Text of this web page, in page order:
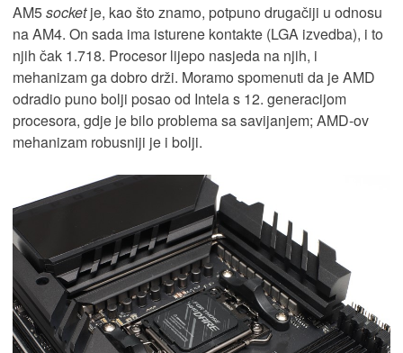
AM5socketje, kao što znamo, potpuno drugačiji u odnosu
na AM4. On sada ima isturene kontakte (LGA izvedba), i to
njih čak 1.718. Procesor lijepo nasjeda na njih, i
mehanizam ga dobro drži. Moramo spomenuti da je AMD
odradio puno bolji posao od Intela s 12. generacijom
procesora, gdje je bilo problema sa savijanjem; AMD-ov
mehanizam robusniji je i bolji.